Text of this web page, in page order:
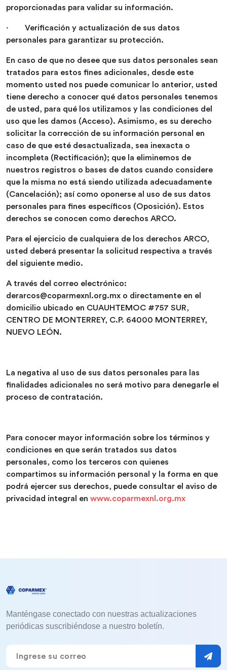
proporcionadas para validar su información.
· Verificación y actualización de sus datos
personales para garantizar su protección.
En caso de que no desee que sus datos personales sean
tratados para estos fines adicionales, desde este
momento usted nos puede comunicar lo anterior, usted
tiene derecho a conocer qué datos personales tenemos
de usted, para qué los utilizamos y las condiciones del
uso que les damos (Acceso). Asimismo, es su derecho
solicitar la corrección de su información personal en
caso de que esté desactualizada, sea inexacta o
incompleta (Rectificación); que la eliminemos de
nuestros registros o bases de datos cuando considere
que la misma no está siendo utilizada adecuadamente
(Cancelación); así como oponerse al uso de sus datos
personales para fines específicos (Oposición). Estos
derechos se conocen como derechos ARCO.
Para el ejercicio de cualquiera de los derechos ARCO,
usted deberá presentar la solicitud respectiva a través
del siguiente medio.
A través del correo electrónico:
derarcos@coparmexnl.org.mx o directamente en el
domicilio ubicado en CUAUHTEMOC #757 SUR,
CENTRO DE MONTERREY, C.P. 64000 MONTERREY,
NUEVO LEÓN.
La negativa al uso de sus datos personales para las
finalidades adicionales no será motivo para denegarle el
proceso de contratación.
Para conocer mayor información sobre los términos y
condiciones en que serán tratados sus datos
personales, como los terceros con quienes
compartimos su información personal y la forma en que
podrá ejercer sus derechos, puede consultar el aviso de
privacidad integral en www.coparmexnl.org.mx
Manténgase conectado con nuestras actualizaciones
periódicas suscribiéndose a nuestro boletín.